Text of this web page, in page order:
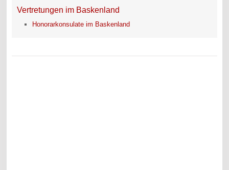
Vertretungen im Baskenland
Honorarkonsulate im Baskenland